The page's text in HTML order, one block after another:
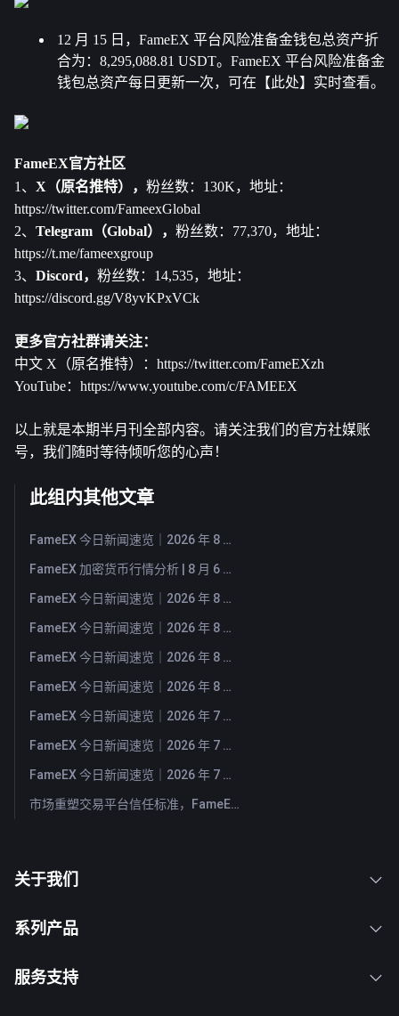
12 月 15 日，FameEX 平台风险准备金钱包总资产折
合为： 8,295,088.81 USDT。FameEX 平台风险准备金
钱包总资产每日更新一次，可在 【此处】 实时查看。
FameEX官方社区
1、 X（原名推特）， 粉丝数：130K，地址：
https://twitter.com/FameexGlobal
2、 Telegram（Global）， 粉丝数：77,370，地址：
https://t.me/fameexgroup
3、 Discord， 粉丝数：14,535，地址：
https://discord.gg/V8yvKPxVCk
更多官方社群请关注：
中文 X（原名推特）： https://twitter.com/FameEXzh
YouTube： https://www.youtube.com/c/FAMEEX
以上就是本期半月刊全部内容。请关注我们的官方社媒账
号，我们随时等待倾听您的心声！
此组内其他文章
FameEX 今日新闻速览｜2026 年 8 月 7 日
FameEX 加密货币行情分析 | 8 月 6 日, 2026
FameEX 今日新闻速览｜2026 年 8 月 6 日
FameEX 今日新闻速览｜2026 年 8 月 5 日
FameEX 今日新闻速览｜2026 年 8 月 4 日
FameEX 今日新闻速览｜2026 年 8 月 3 日
FameEX 今日新闻速览｜2026 年 7 月 31 日
FameEX 今日新闻速览｜2026 年 7 月 30 日
FameEX 今日新闻速览｜2026 年 7 月 29 日
市场重塑交易平台信任标准，FameEX 以八年稳健运营持续服务全球用户
关于我们
系列产品
服务支持